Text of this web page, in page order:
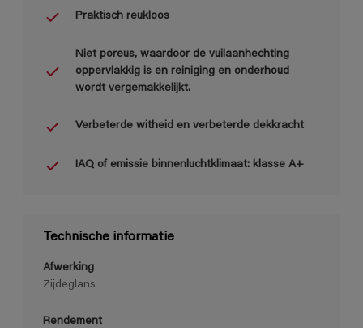
Praktisch reukloos
Niet poreus, waardoor de vuilaanhechting
oppervlakkig is en reiniging en onderhoud
wordt vergemakkelijkt.
Verbeterde witheid en verbeterde dekkracht
IAQ of emissie binnenluchtklimaat: klasse A+
Technische informatie
Afwerking
Zijdeglans
Rendement